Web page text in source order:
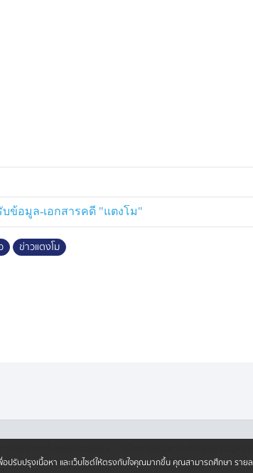
ทิ้งแก้วไวน์ และขวดไวน์ที่จะเป็นหลักฐาน
ม่น้ำเจ้าพระยา จึงเข้าข่ายเป็นการทำลาย
ฝ่าย ที่ชวนให้ดูท่าทีว่าจะเคลื่อนไหว
กษาวันนี้ไปเป็นแนวทางในการพิจารณา
ว่าจะมีแนวทางดำเนินการอย่างไรต่อ
ข้อมูล-เอกสารคดี "แตงโม"
ข่าวแตงโม
อปรับปรุงเนื้อหา และเว็บไซต์ให้ตรงกับใจคุณมากขึ้น คุณสามารถศึกษา ราย